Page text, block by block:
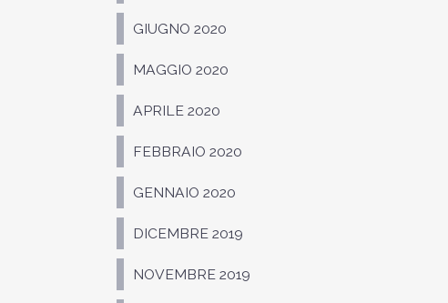
GIUGNO 2020
MAGGIO 2020
APRILE 2020
FEBBRAIO 2020
GENNAIO 2020
DICEMBRE 2019
NOVEMBRE 2019